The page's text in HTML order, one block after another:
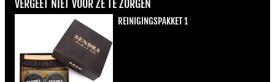
VERGEET NIET VOOR ZE TE ZORGEN
REINIGINGSPAKKET 1